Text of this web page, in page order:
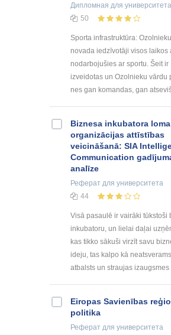
Дипломная для университета
50
Sporta infrastruktūra: Ozolnieku
novada iedzīvotāji visos laikos
nodarbojušies ar sportu. Šeit ir
izveidotas un Ozolnieku vārdu
nes gan komandas, gan
Biznesa inkubatora loma
organizācijas attīstības
veicināšanā: SIA
Communication
analīze
Реферат для университета
44
Visā pasaulē ir vairāki tūkstoši
inkubatoru, un lielai daļai
kas tikko sākuši virzīt savu
ideju, tas kalpo kā neatsverams
atbalsts un straujas izaugsmes
Eiropas Savienības
politika
Реферат для университета